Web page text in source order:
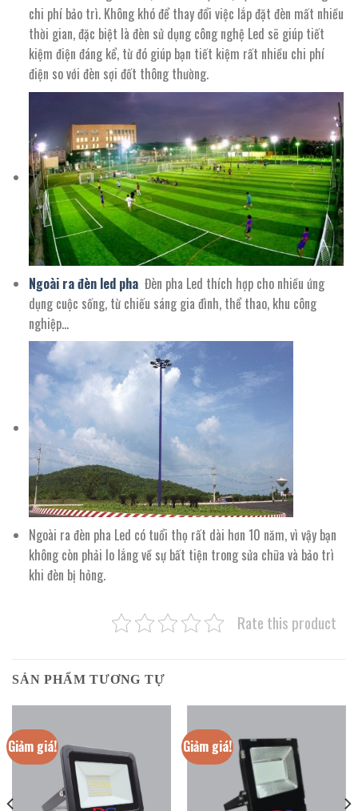
chi phí bảo trì. Không khó để thay đổi việc lắp đặt đèn mất nhiều
thời gian, đặc biệt là đèn sử dụng công nghệ Led sẽ giúp tiết
kiệm điện đáng kể, từ đó giúp bạn tiết kiệm rất nhiều chi phí
điện so với đèn sợi đốt thông thường.
Ngoài ra đèn led phaĐèn pha Led thích hợp cho nhiều ứng
dụng cuộc sống, từ chiếu sáng gia đình, thể thao, khu công
nghiệp…
Ngoài ra đèn pha Led có tuổi thọ rất dài hơn 10 năm, vì vậy bạn
không còn phải lo lắng về sự bất tiện trong sửa chữa và bảo trì
khi đèn bị hỏng.
Rate this product
SẢN PHẨM TƯƠNG TỰ
Giảm giá! Giảm giá!